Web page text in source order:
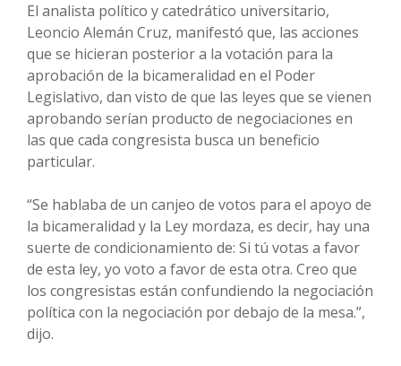
El analista político y catedrático universitario,
Leoncio Alemán Cruz, manifestó que, las acciones
que se hicieran posterior a la votación para la
aprobación de la bicameralidad en el Poder
Legislativo, dan visto de que las leyes que se vienen
aprobando serían producto de negociaciones en
las que cada congresista busca un beneficio
particular.
“Se hablaba de un canjeo de votos para el apoyo de
la bicameralidad y la Ley mordaza, es decir, hay una
suerte de condicionamiento de: Si tú votas a favor
de esta ley, yo voto a favor de esta otra. Creo que
los congresistas están confundiendo la negociación
política con la negociación por debajo de la mesa.”,
dijo.